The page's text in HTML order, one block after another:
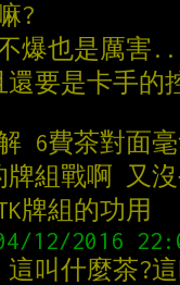
?
爆也是厲害
要是卡手的
6費茶對面
組戰啊 又沒
牌組的功用
叫什麼茶?